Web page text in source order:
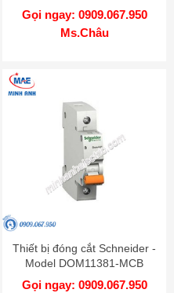
Gọi ngay: 0909.067.950
Ms.Châu
Thiết bị đóng cắt Schneider -
Model DOM11381-MCB
Gọi ngay: 0909.067.950